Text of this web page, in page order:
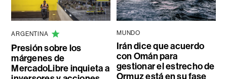
ARGENTINA
Presión sobre los
márgenes de
MercadoLibre inquieta a
MUNDO
Irán dice que acuerdo
con Omán para
gestionar el estrecho de
Ormuz está en su fase